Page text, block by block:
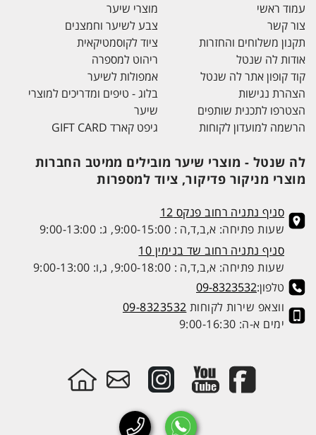
עמוד ראשי
צור קשר
תקנון משלוחים והחזרות
אודות לה שנטל
קוד קופון אתר לה שנטל
הצהרת נגישות
הצטרפו לתכנית שותפים
הרשמה למועדון לקוחות
מוצרי שיער
צבע לשיער וחמצנים
ציוד לקוסמטיקאית
ריהוט למספרה
אמפולות לשיער
בלוג - טיפים ומדריכים למוצרי
שיער
גיפט קארד GIFT CARD
לה שנטל - מוצרי שיער מובילים ממיטב החברות
מוצרי מניקור פדיקור, ציוד למספרות
סניף נתניה רחוב פנקס 12
שעות פתיחה: א,ב,ד,ה : 9:00-15:00, ג: 9:00-13:00
סניף נתניה רחוב שד בנימין 10
שעות פתיחה: א,ב,ד,ה : 9:00-18:00, ג,ו: 9:00-13:00
טלפון:09-8323532
ווצאפ שירות לקוחות 09-8323532
ימים א-ה: 9:00-16:30